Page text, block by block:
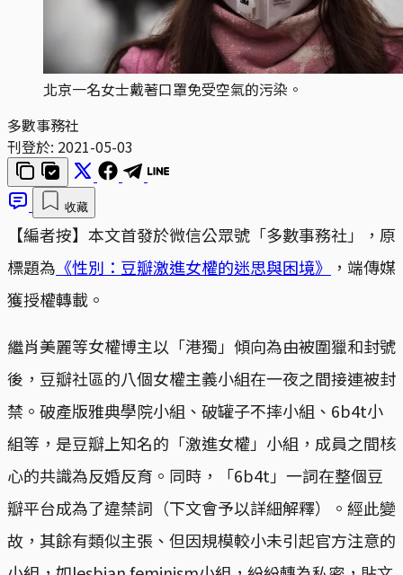
北京一名女士戴著口罩免受空氣的污染。
多數事務社
刊登於: 2021-05-03
收藏
【編者按】本文首發於微信公眾號「多數事務社」，原
標題為 《性別：豆瓣激進女權的迷思與困境》
，端傳媒
獲授權轉載。
繼肖美麗等女權博主以「港獨」傾向為由被圍獵和封號
後，豆瓣社區的八個女權主義小組在一夜之間接連被封
禁。破產版雅典學院小組、破罐子不摔小組、6b4t小
組等，是豆瓣上知名的「激進女權」小組，成員之間核
心的共識為反婚反育。同時，「6b4t」一詞在整個豆
瓣平台成為了違禁詞（下文會予以詳細解釋）。經此變
故，其餘有類似主張、但因規模較小未引起官方注意的